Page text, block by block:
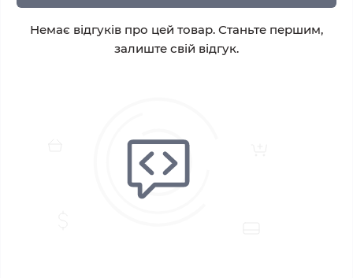
Немає відгуків про цей товар. Станьте першим,
залиште свій відгук.